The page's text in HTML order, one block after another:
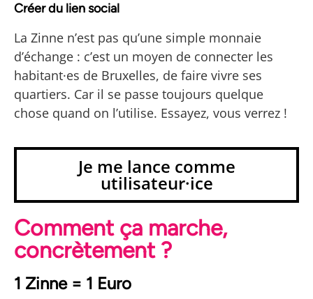
Créer du lien social
La Zinne n’est pas qu’une simple monnaie
d’échange : c’est un moyen de connecter les
habitant·es de Bruxelles, de faire vivre ses
quartiers. Car il se passe toujours quelque
chose quand on l’utilise. Essayez, vous verrez !
Je me lance comme
utilisateur·ice
Comment ça marche,
concrètement ?
1 Zinne = 1 Euro